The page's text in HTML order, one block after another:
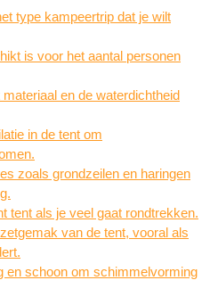
type kampeertrip dat je wilt
is voor het aantal personen
en de waterdichtheid
in de tent om
zoals grondzeilen en haringen
tent als je veel gaat rondtrekken.
van de tent, vooral als
en schoon om schimmelvorming